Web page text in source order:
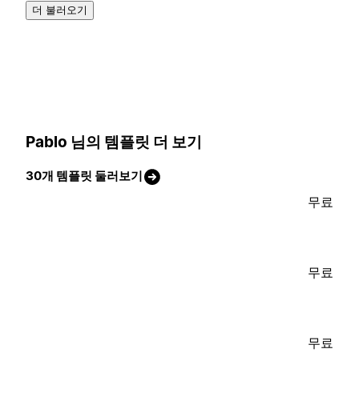
더 불러오기
Pablo 님의 템플릿 더 보기
30개 템플릿 둘러보기
무료
무료
무료